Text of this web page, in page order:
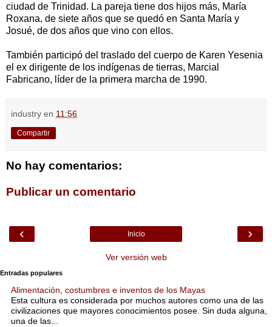
ciudad de Trinidad. La pareja tiene dos hijos más, María
Roxana, de siete años que se quedó en Santa María y
Josué, de dos años que vino con ellos.
También participó del traslado del cuerpo de Karen Yesenia
el ex dirigente de los indígenas de tierras, Marcial
Fabricano, líder de la primera marcha de 1990.
industry en 11:56
Compartir
No hay comentarios:
Publicar un comentario
‹ ›
Inicio
Ver versión web
Entradas populares
Alimentación, costumbres e inventos de los Mayas
Esta cultura es considerada por muchos autores como una de las
civilizaciones que mayores conocimientos posee. Sin duda alguna,
una de las...